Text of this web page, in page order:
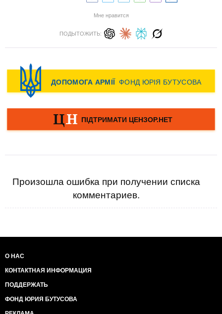
Мне нравится
ПОДЫТОЖИТЬ:
Произошла ошибка при получении списка
комментариев.
О НАС
КОНТАКТНАЯ ИНФОРМАЦИЯ
ПОДДЕРЖАТЬ
ФОНД ЮРИЯ БУТУСОВА